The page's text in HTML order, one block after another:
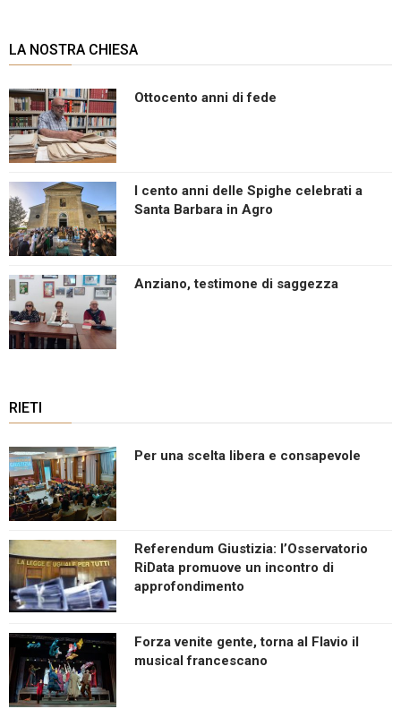
LA NOSTRA CHIESA
Ottocento anni di fede
I cento anni delle Spighe celebrati a
Santa Barbara in Agro
Anziano, testimone di saggezza
RIETI
Per una scelta libera e consapevole
Referendum Giustizia: l’Osservatorio
RiData promuove un incontro di
approfondimento
Forza venite gente, torna al Flavio il
musical francescano